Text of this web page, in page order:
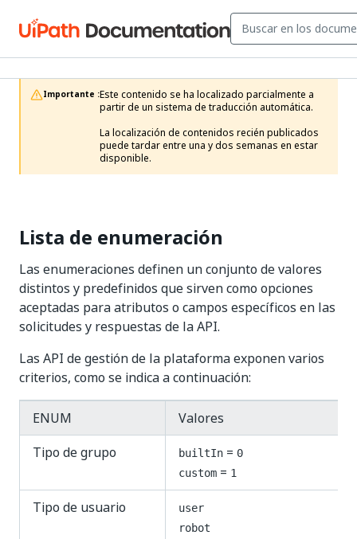
Importante :Este contenido se ha localizado parcialmente a
partir de un sistema de traducción automática.
La localización de contenidos recién publicados
puede tardar entre una y dos semanas en estar
disponible.
Lista de enumeración
Las enumeraciones definen un conjunto de valores
distintos y predefinidos que sirven como opciones
aceptadas para atributos o campos específicos en las
solicitudes y respuestas de la API.
Las API de gestión de la plataforma exponen varios
criterios, como se indica a continuación:
ENUM
Valores
Tipo de grupo
builtIn = 0
custom = 1
Tipo de usuario
user
robot